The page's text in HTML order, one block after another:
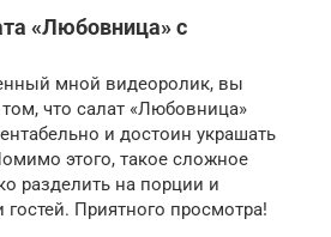
«Любовница» с
мной видеоролик, вы
что салат «Любовница»
и достоин украшать
этого, такое сложное
разделить на порции и
Приятного просмотра!